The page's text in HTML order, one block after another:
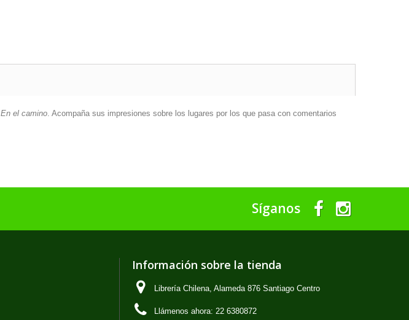
En el camino. Acompaña sus impresiones sobre los lugares por los que pasa con comentarios
Síganos
Información sobre la tienda
Librería Chilena, Alameda 876 Santiago Centro
Llámenos ahora: 22 6380872